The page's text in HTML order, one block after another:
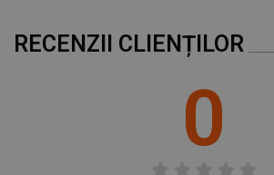
RECENZII CLIENȚILOR
0